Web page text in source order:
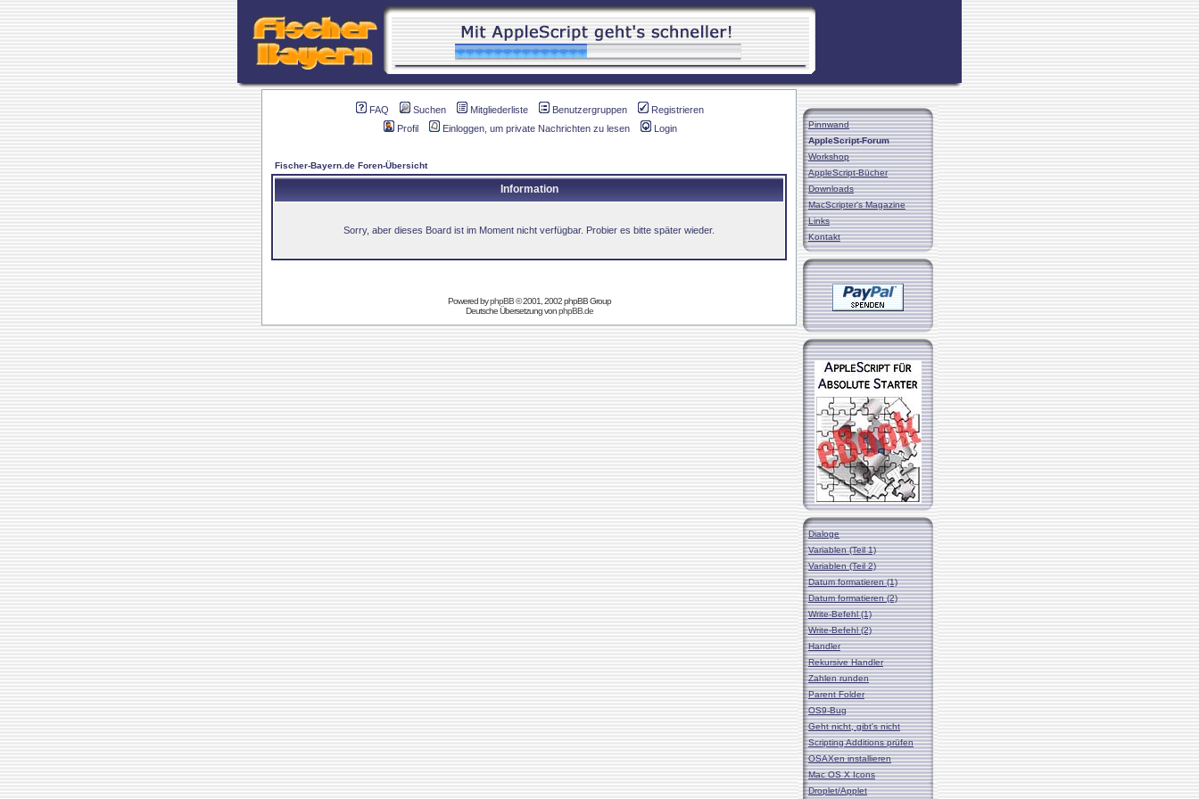
FAQ Suchen Mitgliederliste Benutzergruppen
Registrieren
Profil
Einloggen, um private Nachrichten zu lesen Login
Fischer-Bayern.de Foren-Übersicht
Information
Sorry, aber dieses Board ist im Moment nicht verfügbar. Probier es bitte später wieder.
Powered byphpBB© 2001, 2002 phpBB Group
Deutsche Übersetzung vonphpBB.de
Pinnwand
AppleScript-Forum
Workshop
AppleScript-Bücher
Downloads
MacScripter's Magazine
Links
Kontakt
Dialoge
Variablen (Teil 1)
Variablen (Teil 2)
Datum formatieren (1)
Datum formatieren (2)
Write-Befehl (1)
Write-Befehl (2)
Handler
Rekursive Handler
Zahlen runden
Parent Folder
OS9-Bug
Geht nicht, gibt's nicht
Scripting Additions prüfen
OSAXen installieren
Mac OS X Icons
Droplet/Applet